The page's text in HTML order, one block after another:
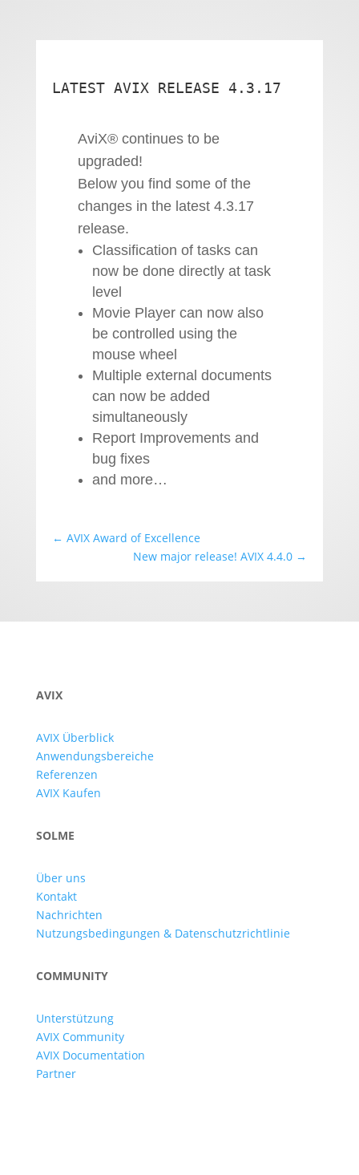
LATEST AVIX RELEASE 4.3.17
AviX® continues to be
upgraded!
Below you find some of the
changes in the latest 4.3.17
release.
Classification of tasks can
now be done directly at task
level
Movie Player can now also
be controlled using the
mouse wheel
Multiple external documents
can now be added
simultaneously
Report Improvements and
bug fixes
and more…
← AVIX Award of Excellence
New major release! AVIX 4.4.0 →
AVIX
AVIX Überblick
Anwendungsbereiche
Referenzen
AVIX Kaufen
SOLME
Über uns
Kontakt
Nachrichten
Nutzungsbedingungen & Datenschutzrichtlinie
COMMUNITY
Unterstützung
AVIX Community
AVIX Documentation
Partner